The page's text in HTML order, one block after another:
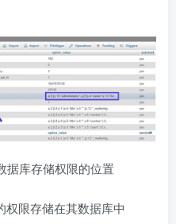
据库存储权限的位置
权限存储在其数据库中